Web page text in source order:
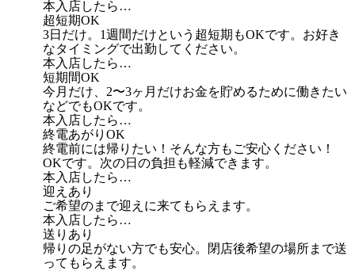
本入店したら…
超短期OK
3日だけ。1週間だけという超短期もOKです。お好き
なタイミングで出勤してください。
本入店したら…
短期間OK
今月だけ、2〜3ヶ月だけお金を貯めるために働きたい
などでもOKです。
本入店したら…
終電あがりOK
終電前には帰りたい！そんな方もご安心ください！
OKです。次の日の負担も軽減できます。
本入店したら…
迎えあり
ご希望のまで迎えに来てもらえます。
本入店したら…
送りあり
帰りの足がない方でも安心。閉店後希望の場所まで送
ってもらえます。